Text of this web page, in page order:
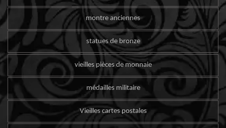
montre anciennes
statues de bronze
vieilles pièces de monnaie
médailles militaire
Vieilles cartes postales